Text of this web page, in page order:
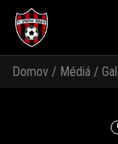
Domov / Médiá /